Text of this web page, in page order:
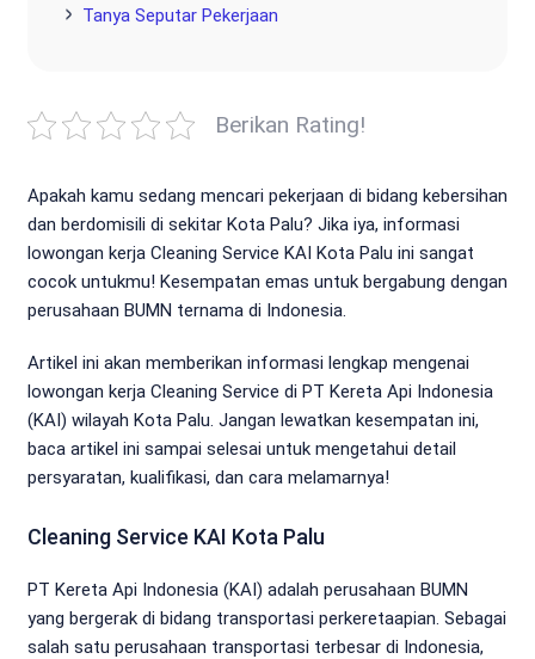
Tanya Seputar Pekerjaan
Berikan Rating!
Apakah kamu sedang mencari pekerjaan di bidang kebersihan
dan berdomisili di sekitar Kota Palu? Jika iya, informasi
lowongan kerja Cleaning Service KAI Kota Palu ini sangat
cocok untukmu! Kesempatan emas untuk bergabung dengan
perusahaan BUMN ternama di Indonesia.
Artikel ini akan memberikan informasi lengkap mengenai
lowongan kerja Cleaning Service di PT Kereta Api Indonesia
(KAI) wilayah Kota Palu. Jangan lewatkan kesempatan ini,
baca artikel ini sampai selesai untuk mengetahui detail
persyaratan, kualifikasi, dan cara melamarnya!
Cleaning Service KAI Kota Palu
PT Kereta Api Indonesia (KAI) adalah perusahaan BUMN
yang bergerak di bidang transportasi perkeretaapian. Sebagai
salah satu perusahaan transportasi terbesar di Indonesia,